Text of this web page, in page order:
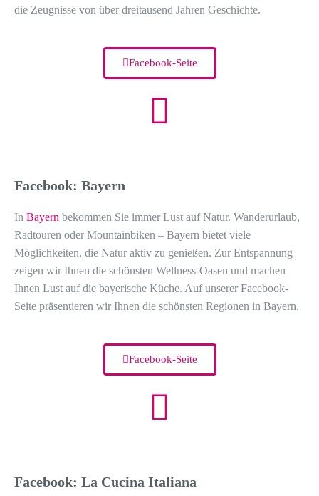
die Zeugnisse von über dreitausend Jahren Geschichte.
Facebook-Seite
Facebook: Bayern
In Bayern bekommen Sie immer Lust auf Natur. Wanderurlaub,
Radtouren oder Mountainbiken – Bayern bietet viele
Möglichkeiten, die Natur aktiv zu genießen. Zur Entspannung
zeigen wir Ihnen die schönsten Wellness-Oasen und machen
Ihnen Lust auf die bayerische Küche. Auf unserer Facebook-
Seite präsentieren wir Ihnen die schönsten Regionen in Bayern.
Facebook-Seite
Facebook: La Cucina Italiana